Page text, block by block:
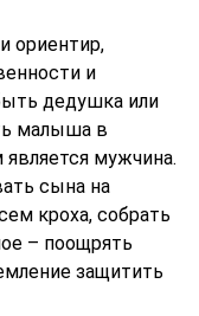
ориентир,
и
дедушка или
малыша в
мужчина.
сына на
кроха, собрать
– поощрять
защитить